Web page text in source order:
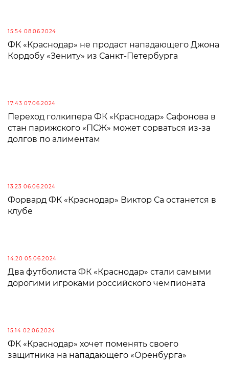
15:54 08.06.2024
ФК «Краснодар» не продаст нападающего Джона
Кордобу «Зениту» из Санкт-Петербурга
17:43 07.06.2024
Переход голкипера ФК «Краснодар» Сафонова в
стан парижского «ПСЖ» может сорваться из-за
долгов по алиментам
13:23 06.06.2024
Форвард ФК «Краснодар» Виктор Са останется в
клубе
14:20 05.06.2024
Два футболиста ФК «Краснодар» стали самыми
дорогими игроками российского чемпионата
15:14 02.06.2024
ФК «Краснодар» хочет поменять своего
защитника на нападающего «Оренбурга»